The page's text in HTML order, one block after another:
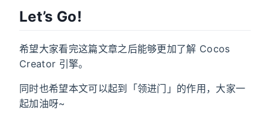
Let’s Go!
希望大家看完这篇文章之后能够更加了解 Cocos
Creator 引擎。
同时也希望本文可以起到「领进门」的作用，大家一
起加油呀~